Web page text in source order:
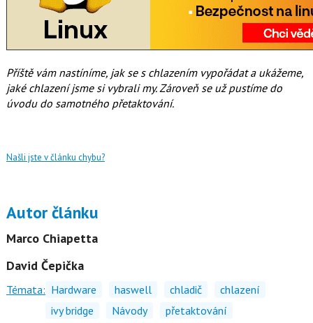
Příště vám nastíníme, jak se s chlazením vypořádat a ukážeme,
jaké chlazení jsme si vybrali my. Zároveň se už pustíme do
úvodu do samotného přetaktování.
Našli jste v článku chybu?
Autor článku
Marco Chiapetta
David Čepička
Témata: Hardware haswell chladič
chlazení
ivy bridge
Návody
přetaktování